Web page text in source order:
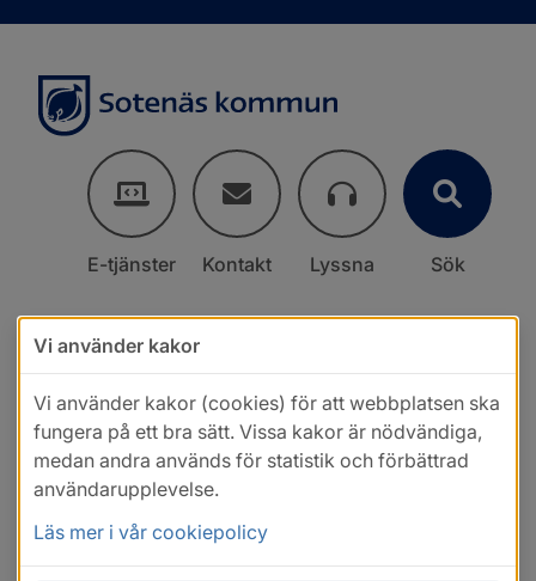
E-tjänster Kontakt Lyssna Sök
Vi använder kakor
Vi använder kakor (cookies) för att webbplatsen ska
fungera på ett bra sätt. Vissa kakor är nödvändiga,
medan andra används för statistik och förbättrad
användarupplevelse.
Läs mer i vår cookiepolicy